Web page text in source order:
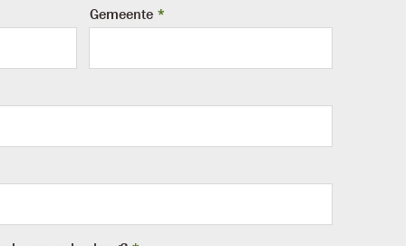
Gemeente